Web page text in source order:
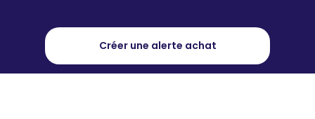
Créer une alerte achat